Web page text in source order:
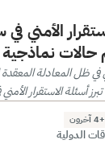
الأمني
حالات نماذجية
ظل المعادلة
أسئلة الاستقرار
من التعافي المبكر
+4 آخرون
الدولية